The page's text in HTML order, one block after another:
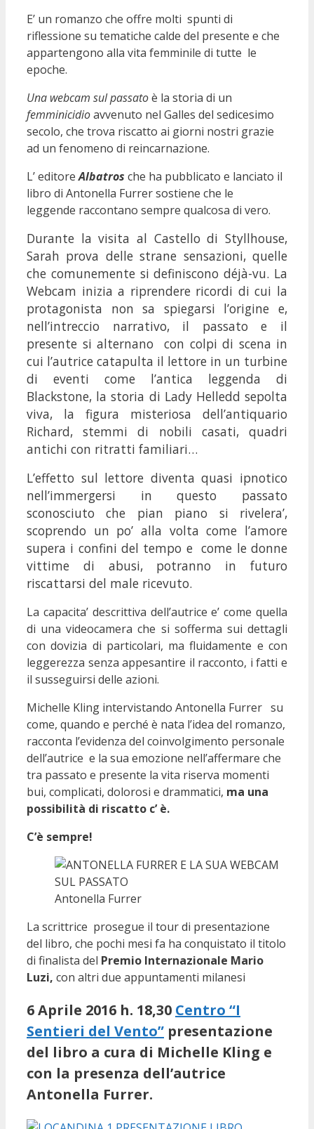
E’ un romanzo che offre molti spunti di
riflessione su tematiche calde del presente e che
appartengono alla vita femminile di tutte le
epoche.
Una webcam sul passatoè la storia di un
femminicidioavvenuto nel Galles del sedicesimo
secolo, che trova riscatto ai giorni nostri grazie
ad un fenomeno di reincarnazione.
L’ editoreAlbatros che ha pubblicato e lanciato il
libro di Antonella Furrer sostiene che le
leggende raccontano sempre qualcosa di vero.
Durante la visita al Castello di Styllhouse,
Sarah prova delle strane sensazioni, quelle
che comunemente si definiscono déjà-vu. La
Webcam inizia a riprendere ricordi di cui la
protagonista non sa spiegarsi l’origine e,
nell’intreccio narrativo, il passato e il
presente si alternano con colpi di scena in
cui l’autrice catapulta il lettore in un turbine
di eventi come l’antica leggenda di
Blackstone, la storia di Lady Helledd sepolta
viva, la figura misteriosa dell’antiquario
Richard, stemmi di nobili casati, quadri
antichi con ritratti familiari…
L’effetto sul lettore diventa quasi ipnotico
nell’immergersi in questo passato
sconosciuto che pian piano si rivelera’,
scoprendo un po’ alla volta come l’amore
supera i confini del tempo e come le donne
vittime di abusi, potranno in futuro
riscattarsi del male ricevuto.
La capacita’ descrittiva dell’autrice e’ come quella
di una videocamera che si sofferma sui dettagli
con dovizia di particolari, ma fluidamente e con
leggerezza senza appesantire il racconto, i fatti e
il susseguirsi delle azioni.
Michelle Kling intervistando Antonella Furrer su
come, quando e perché è nata l’idea del romanzo,
racconta l’evidenza del coinvolgimento personale
dell’autrice e la sua emozione nell’affermare che
tra passato e presente la vita riserva momenti
bui, complicati, dolorosi e drammatici, ma una
possibilità di riscatto c’ è.
C’è sempre!
Antonella Furrer
La scrittrice prosegue il tour di presentazione
del libro, che pochi mesi fa ha conquistato il titolo
di finalista del Premio Internazionale Mario
Luzi, con altri due appuntamenti milanesi
6 Aprile 2016 h. 18,30 Centro “I
Sentieri del Vento” presentazione
del libro a cura di Michelle Kling e
con la presenza dell’autrice
Antonella Furrer.